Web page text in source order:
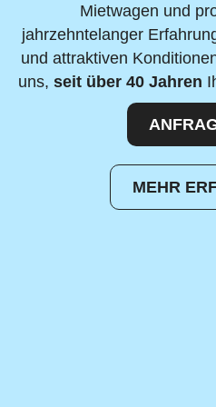
Mietwagen und
jahrzehntelanger
und attraktiven
uns, seit über 40 Jahren
MEHR